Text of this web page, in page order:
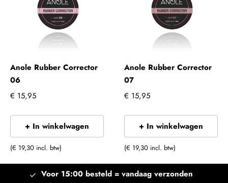
Anole Rubber Corrector
06
€ 15,95
+ In winkelwagen
(€ 19,30 incl. btw)
Anole Rubber Corrector
07
€ 15,95
+ In winkelwagen
(€ 19,30 incl. btw)
Voor 15:00 besteld = vandaag verzonden